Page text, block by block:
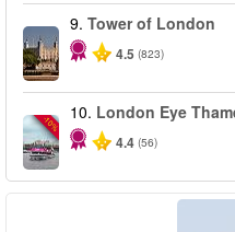
9. Tower of London
4.5 (823)
-10%
10. London Eye
4.4 (56)